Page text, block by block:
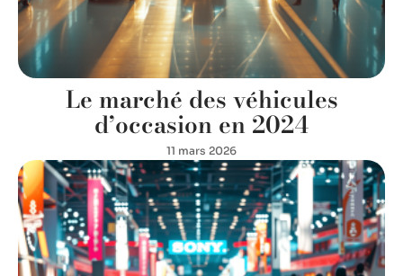
Le marché des véhicules
d’occasion en 2024
11 mars 2026